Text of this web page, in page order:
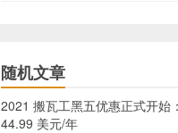
随机文章
2021 搬瓦工黑五优惠正式开始
44.99 美元/年